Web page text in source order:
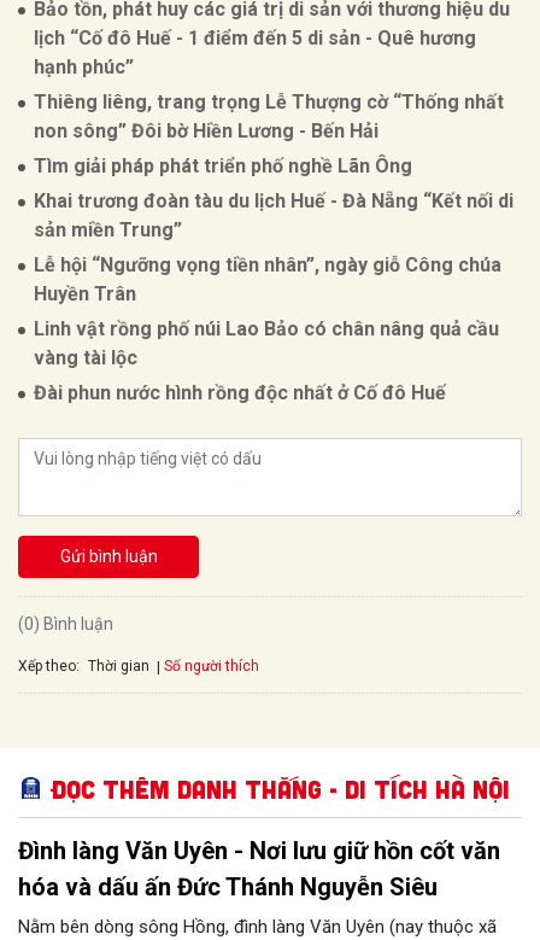
Bảo tồn, phát huy các giá trị di sản với thương hiệu du
lịch “Cố đô Huế - 1 điểm đến 5 di sản - Quê hương
hạnh phúc”
Thiêng liêng, trang trọng Lễ Thượng cờ “Thống nhất
non sông” Đôi bờ Hiền Lương - Bến Hải
Tìm giải pháp phát triển phố nghề Lãn Ông
Khai trương đoàn tàu du lịch Huế - Đà Nẵng “Kết nối di
sản miền Trung”
Lễ hội “Ngưỡng vọng tiền nhân”, ngày giỗ Công chúa
Huyền Trân
Linh vật rồng phố núi Lao Bảo có chân nâng quả cầu
vàng tài lộc
Đài phun nước hình rồng độc nhất ở Cố đô Huế
Gửi bình luận
(0) Bình luận
Xếp theo: Thời gian Số người thích
Đọc thêm Danh thắng - Di tích Hà Nội
Đình làng Văn Uyên - Nơi lưu giữ hồn cốt văn
hóa và dấu ấn Đức Thánh Nguyễn Siêu
Nằm bên dòng sông Hồng, đình làng Văn Uyên (nay thuộc xã